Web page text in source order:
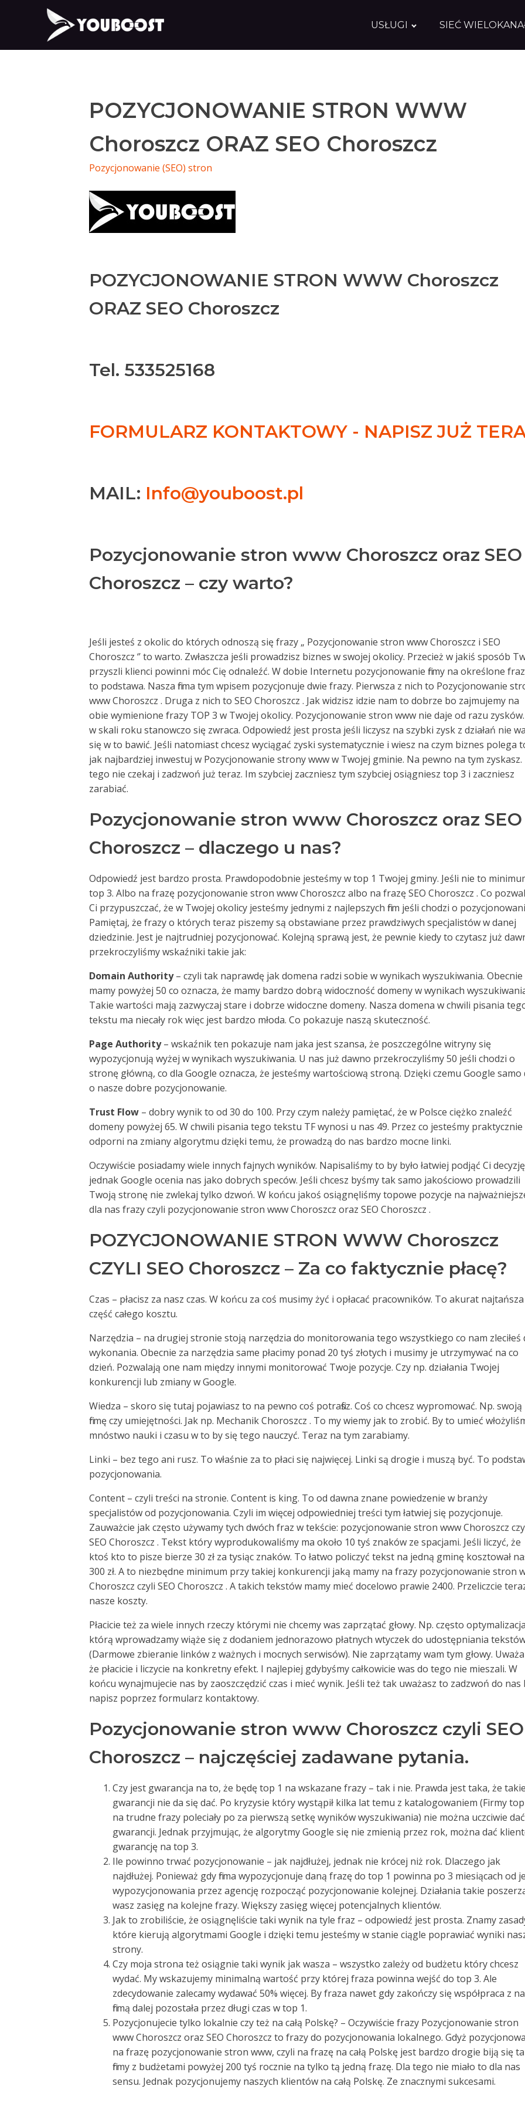
USŁUGI SIEĆ
POZYCJONOWANIE STRON WWW
Choroszcz ORAZ SEO Choroszcz
Pozycjonowanie (SEO) stron
POZYCJONOWANIE STRON WWW Choroszcz
ORAZ SEO Choroszcz
Tel. 533525168
FORMULARZ KONTAKTOWY - NAPISZ JUŻ
MAIL: Info@youboost.pl
Pozycjonowanie stron www Choroszcz oraz SEO
Choroszcz – czy warto?
Jeśli jesteś z okolic do których odnoszą się frazy „ Pozycjonowanie stron www Choroszcz i SEO
Choroszcz ‘’ to warto. Zwłaszcza jeśli prowadzisz biznes w swojej okolicy. Przecież w jakiś sposób
przyszli klienci powinni móc Cię odnaleźć. W dobie Internetu pozycjonowanie firmy na określone
to podstawa. Nasza firma tym wpisem pozycjonuje dwie frazy. Pierwsza z nich to Pozycjonowanie
www Choroszcz . Druga z nich to SEO Choroszcz . Jak widzisz idzie nam to dobrze bo zajmujemy na
obie wymienione frazy TOP 3 w Twojej okolicy. Pozycjonowanie stron www nie daje od razu
w skali roku stanowczo się zwraca. Odpowiedź jest prosta jeśli liczysz na szybki zysk z działań nie
się w to bawić. Jeśli natomiast chcesz wyciągać zyski systematycznie i wiesz na czym biznes polega
jak najbardziej inwestuj w Pozycjonowanie strony www w Twojej gminie. Na pewno na tym zyskasz.
tego nie czekaj i zadzwoń już teraz. Im szybciej zaczniesz tym szybciej osiągniesz top 3 i zaczniesz
zarabiać.
Pozycjonowanie stron www Choroszcz oraz SEO
Choroszcz – dlaczego u nas?
Odpowiedź jest bardzo prosta. Prawdopodobnie jesteśmy w top 1 Twojej gminy. Jeśli nie to
top 3. Albo na frazę pozycjonowanie stron www Choroszcz albo na frazę SEO Choroszcz . Co
Ci przypuszczać, że w Twojej okolicy jesteśmy jednymi z najlepszych firm jeśli chodzi o
Pamiętaj, że frazy o których teraz piszemy są obstawiane przez prawdziwych specjalistów w danej
dziedzinie. Jest je najtrudniej pozycjonować. Kolejną sprawą jest, że pewnie kiedy to czytasz już
przekroczyliśmy wskaźniki takie jak:
Domain Authority– czyli tak naprawdę jak domena radzi sobie w wynikach wyszukiwania. Obecnie
mamy powyżej 50 co oznacza, że mamy bardzo dobrą widoczność domeny w wynikach
Takie wartości mają zazwyczaj stare i dobrze widoczne domeny. Nasza domena w chwili pisania
tekstu ma niecały rok więc jest bardzo młoda. Co pokazuje naszą skuteczność.
Page Authority– wskaźnik ten pokazuje nam jaka jest szansa, że poszczególne witryny się
wypozycjonują wyżej w wynikach wyszukiwania. U nas już dawno przekroczyliśmy 50 jeśli chodzi o
stronę główną, co dla Google oznacza, że jesteśmy wartościową stroną. Dzięki czemu Google samo
o nasze dobre pozycjonowanie.
Trust Flow – dobry wynik to od 30 do 100. Przy czym należy pamiętać, że w Polsce ciężko znaleźć
domeny powyżej 65. W chwili pisania tego tekstu TF wynosi u nas 49. Przez co jesteśmy praktycznie
odporni na zmiany algorytmu dzięki temu, że prowadzą do nas bardzo mocne linki.
Oczywiście posiadamy wiele innych fajnych wyników. Napisaliśmy to by było łatwiej podjąć Ci
jednak Google ocenia nas jako dobrych speców. Jeśli chcesz byśmy tak samo jakościowo prowadzili
Twoją stronę nie zwlekaj tylko dzwoń. W końcu jakoś osiągnęliśmy topowe pozycje na
dla nas frazy czyli pozycjonowanie stron www Choroszcz oraz SEO Choroszcz .
POZYCJONOWANIE STRON WWW Choroszcz
CZYLI SEO Choroszcz – Za co faktycznie płacę?
Czas – płacisz za nasz czas. W końcu za coś musimy żyć i opłacać pracowników. To akurat najtańsza
część całego kosztu.
Narzędzia – na drugiej stronie stoją narzędzia do monitorowania tego wszystkiego co nam zleciłeś
wykonania. Obecnie za narzędzia same płacimy ponad 20 tyś złotych i musimy je utrzymywać na co
dzień. Pozwalają one nam między innymi monitorować Twoje pozycje. Czy np. działania Twojej
konkurencji lub zmiany w Google.
Wiedza – skoro się tutaj pojawiasz to na pewno coś potrafisz. Coś co chcesz wypromować. Np. swoją
firmę czy umiejętności. Jak np. Mechanik Choroszcz . To my wiemy jak to zrobić. By to umieć
mnóstwo nauki i czasu w to by się tego nauczyć. Teraz na tym zarabiamy.
Linki – bez tego ani rusz. To właśnie za to płaci się najwięcej. Linki są drogie i muszą być. To
pozycjonowania.
Content – czyli treści na stronie. Content is king. To od dawna znane powiedzenie w branży
specjalistów od pozycjonowania. Czyli im więcej odpowiedniej treści tym łatwiej się pozycjonuje.
Zauważcie jak często używamy tych dwóch fraz w tekście: pozycjonowanie stron www Choroszcz
SEO Choroszcz . Tekst który wyprodukowaliśmy ma około 10 tyś znaków ze spacjami. Jeśli liczyć, że
ktoś kto to pisze bierze 30 zł za tysiąc znaków. To łatwo policzyć tekst na jedną gminę kosztował
300 zł. A to niezbędne minimum przy takiej konkurencji jaką mamy na frazy pozycjonowanie stron
Choroszcz czyli SEO Choroszcz . A takich tekstów mamy mieć docelowo prawie 2400. Przeliczcie
nasze koszty.
Płacicie też za wiele innych rzeczy którymi nie chcemy was zaprzątać głowy. Np. często optymalizacja
którą wprowadzamy wiąże się z dodaniem jednorazowo płatnych wtyczek do udostępniania
(Darmowe zbieranie linków z ważnych i mocnych serwisów). Nie zaprzątamy wam tym głowy.
że płacicie i liczycie na konkretny efekt. I najlepiej gdybyśmy całkowicie was do tego nie mieszali. W
końcu wynajmujecie nas by zaoszczędzić czas i mieć wynik. Jeśli też tak uważasz to zadzwoń do nas
napisz poprzez formularz kontaktowy.
Pozycjonowanie stron www Choroszcz czyli SEO
Choroszcz – najczęściej zadawane pytania.
Czy jest gwarancja na to, że będę top 1 na wskazane frazy – tak i nie. Prawda jest taka, że
gwarancji nie da się dać. Po kryzysie który wystąpił kilka lat temu z katalogowaniem (Firmy top
na trudne frazy poleciały po za pierwszą setkę wyników wyszukiwania) nie można uczciwie dać
gwarancji. Jednak przyjmując, że algorytmy Google się nie zmienią przez rok, można dać
gwarancję na top 3.
Ile powinno trwać pozycjonowanie – jak najdłużej, jednak nie krócej niż rok. Dlaczego jak
najdłużej. Ponieważ gdy firma wypozycjonuje daną frazę do top 1 powinna po 3 miesiącach od
wypozycjonowania przez agencję rozpocząć pozycjonowanie kolejnej. Działania takie
wasz zasięg na kolejne frazy. Większy zasięg więcej potencjalnych klientów.
Jak to zrobiliście, że osiągnęliście taki wynik na tyle fraz – odpowiedź jest prosta. Znamy
które kierują algorytmami Google i dzięki temu jesteśmy w stanie ciągle poprawiać wyniki
strony.
Czy moja strona też osiągnie taki wynik jak wasza – wszystko zależy od budżetu który chcesz
wydać. My wskazujemy minimalną wartość przy której fraza powinna wejść do top 3. Ale
zdecydowanie zalecamy wydawać 50% więcej. By fraza nawet gdy zakończy się współpraca z
firmą dalej pozostała przez długi czas w top 1.
Pozycjonujecie tylko lokalnie czy też na całą Polskę? – Oczywiście frazy Pozycjonowanie stron
www Choroszcz oraz SEO Choroszcz to frazy do pozycjonowania lokalnego. Gdyż
na frazę pozycjonowanie stron www, czyli na frazę na całą Polskę jest bardzo drogie biją się
firmy z budżetami powyżej 200 tyś rocznie na tylko tą jedną frazę. Dla tego nie miało to dla nas
sensu. Jednak pozycjonujemy naszych klientów na całą Polskę. Ze znacznymi sukcesami.